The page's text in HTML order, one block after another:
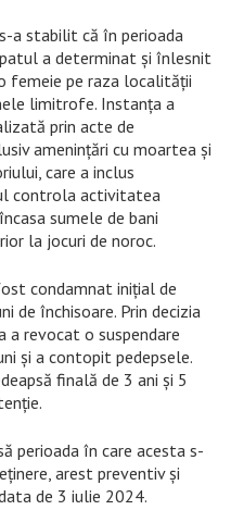
a stabilit că în perioada
a determinat și înlesnit
femeie pe raza localității
limitrofe. Instanța a
prin acte de
amenințări cu moartea și
care a inclus
controla activitatea
sumele de bani
la jocuri de noroc.
condamnat inițial de
de închisoare. Prin decizia
a revocat o suspendare
și a contopit pedepsele.
finală de 3 ani și 5
perioada în care acesta s-
arest preventiv și
de 3 iulie 2024.